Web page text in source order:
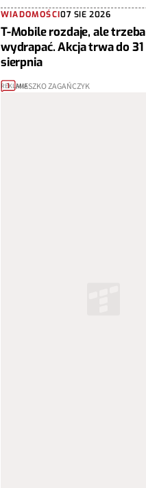
WIADOMOŚCI07 SIE 2026
T-Mobile rozdaje, ale trzeba
wydrapać. Akcja trwa do 31
sierpnia
1 MIESZKO ZAGAŃCZYK